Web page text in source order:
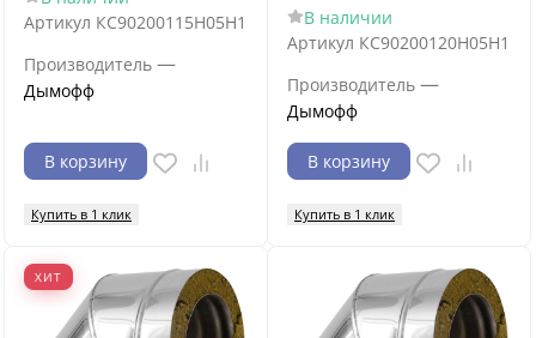
Артикул КС90200115Н05Н1
Производитель —
Дымофф
В корзину
Купить в 1 клик
В наличии
Артикул КС90200120Н05Н1
Производитель —
Дымофф
В корзину
Купить в 1 клик
ХИТ